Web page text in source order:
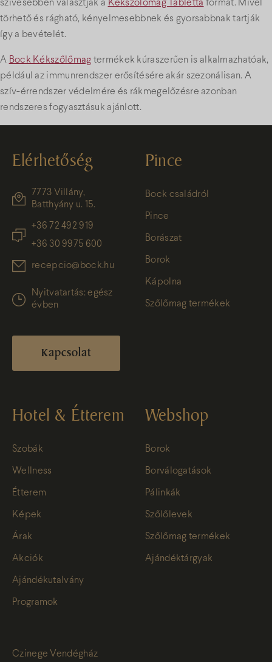
szívesebben választják a Kékszőlőmag Tabletta formát. Mivel
törhető és rágható, kényelmesebbnek és gyorsabbnak tartják
így a bevételét.
A Bock Kékszőlőmag termékek kúraszerűen is alkalmazhatóak,
például az immunrendszer erősítésére akár szezonálisan. A
szív-érrendszer védelmére és rákmegelőzésre azonban
rendszeres fogyasztásuk ajánlott.
Elérhetőség
7773 Villány,
Batthyány u. 15.
+36 72 492 919
+36 30 9975 600
recepcio@bock.hu
Nyitvatartás: egész
évben
Kapcsolat
Pince
Bock családról
Pince
Borászat
Borok
Kápolna
Szőlőmag termékek
Hotel & Étterem
Szobák
Wellness
Étterem
Képek
Árak
Akciók
Ajándékutalvány
Programok
Webshop
Borok
Borválogatások
Pálinkák
Szőlőlevek
Szőlőmag termékek
Ajándéktárgyak
Czinege Vendégház